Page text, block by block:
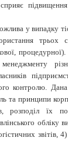
у випадку
трьох
контролю.
та принципи
розподіл їх
обліку
звітів,